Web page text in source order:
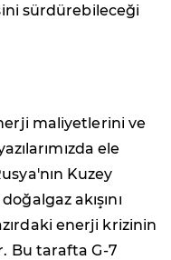
sürdürebileceği
maliyetlerini ve
ele
Kuzey
akışını
enerji krizinin
Bu tarafta G-7